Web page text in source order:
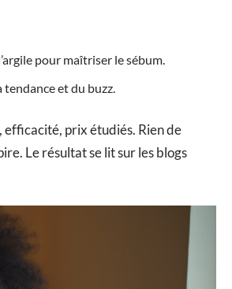
pour maîtriser le sébum.
et du buzz.
prix étudiés. Rien de
Le résultat se lit sur les blogs